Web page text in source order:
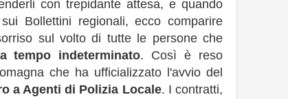
con trepidante attesa, e quando
Bollettini regionali, ecco comparire
sul volto di tutte le persone che
tempo indeterminato. Così è reso
che ha ufficializzato l'avvio del
a Agenti di Polizia Locale. I contratti,